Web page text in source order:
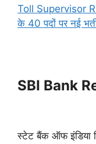
Toll Supervisor
के 40 पदों पर नई
SBI Bank
स्टेट बैंक ऑफ इंडिया